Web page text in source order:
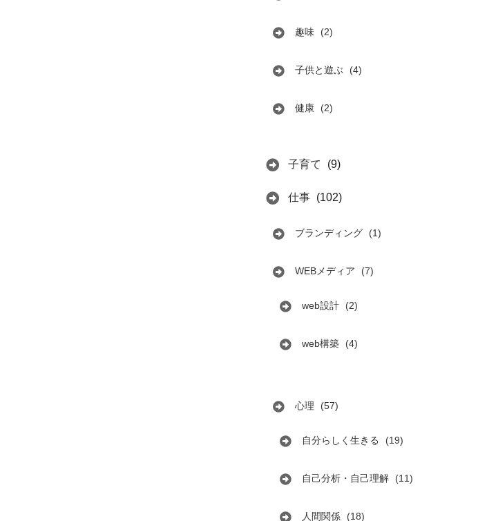
趣味 (2)
子供と遊ぶ (4)
健康 (2)
子育て (9)
仕事 (102)
ブランディング (1)
WEBメディア (7)
web設計 (2)
web構築 (4)
心理 (57)
自分らしく生きる (19)
自己分析・自己理解 (11)
人間関係 (18)